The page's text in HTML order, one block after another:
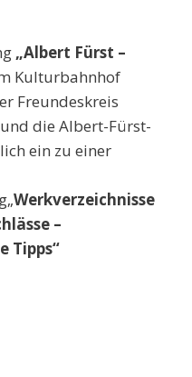
„Albert Fürst –
Kulturbahnhof
Freundeskreis
die Albert-Fürst-
ein zu einer
Werkverzeichnisse
–
Tipps“